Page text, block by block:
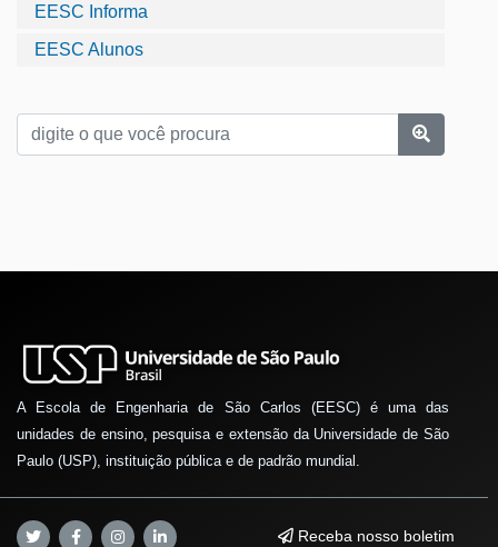
EESC Informa
EESC Alunos
A Escola de Engenharia de São Carlos (EESC) é uma das
unidades de ensino, pesquisa e extensão da Universidade de São
Paulo (USP), instituição pública e de padrão mundial.
Receba nosso boletim